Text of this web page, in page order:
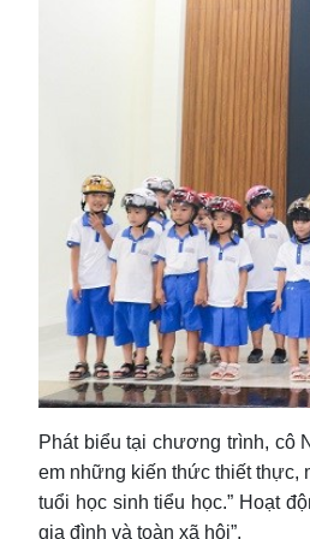
Phát biểu tại chương trình, cô
em những kiến thức thiết thực,
tuổi học sinh tiểu học.” Hoạt
gia đình và toàn xã hội”.